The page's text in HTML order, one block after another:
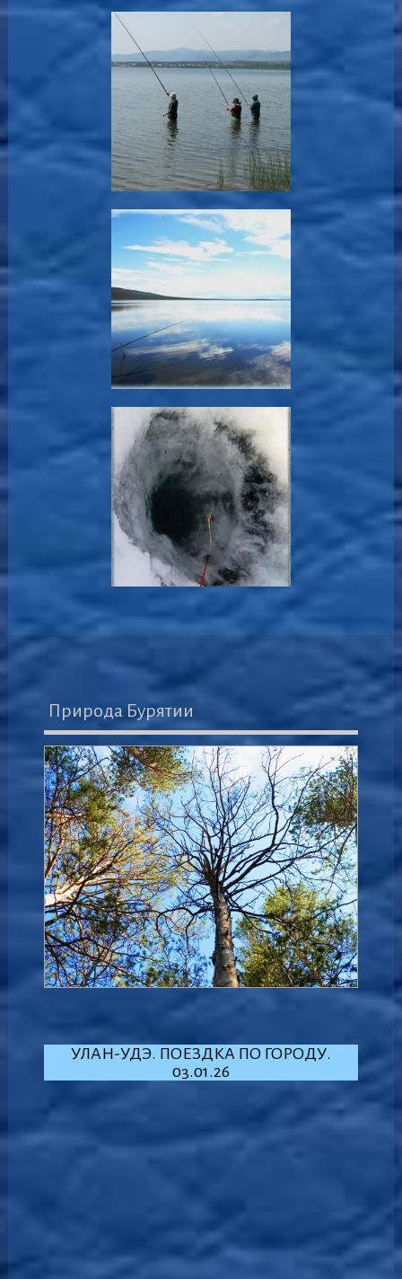
Природа Бурятии
УЛАН-УДЭ. ПОЕЗДКА ПО ГОРОДУ.
03.01.26